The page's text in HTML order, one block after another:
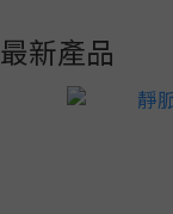
最新產品